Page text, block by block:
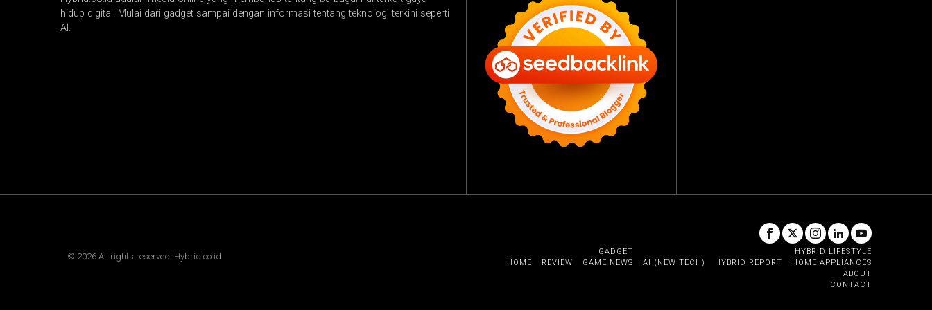
hidup digital. Mulai dari gadget sampai dengan informasi tentang teknologi terkini seperti
AI.
© 2026 All rights reserved. Hybrid.co.id
HOME
GADGET
REVIEW
GAME NEWS AI (NEW TECH) HYBRID REPORT
HYBRID LIFESTYLE
HOME APPLIANCES
ABOUT
CONTACT